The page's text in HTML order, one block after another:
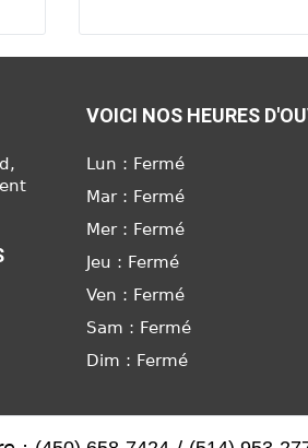
VOICI NOS HEURES
Lun : Fermé
Mar : Fermé
Mer : Fermé
Jeu : Fermé
Ven : Fermé
Sam : Fermé
Dim : Fermé